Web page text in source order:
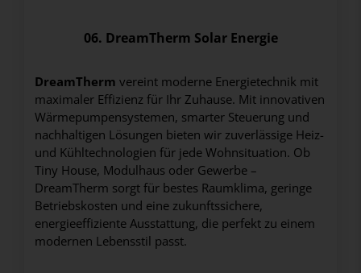
06. DreamTherm Solar Energie
DreamTherm vereint moderne Energietechnik mit
maximaler Effizienz für Ihr Zuhause. Mit innovativen
Wärmepumpensystemen, smarter Steuerung und
nachhaltigen Lösungen bieten wir zuverlässige Heiz-
und Kühltechnologien für jede Wohnsituation. Ob
Tiny House, Modulhaus oder Gewerbe –
DreamTherm sorgt für bestes Raumklima, geringe
Betriebskosten und eine zukunftssichere,
energieeffiziente Ausstattung, die perfekt zu einem
modernen Lebensstil passt.